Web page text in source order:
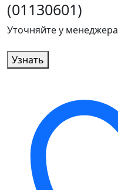
(01130601)
Уточняйте у менеджера
Узнать